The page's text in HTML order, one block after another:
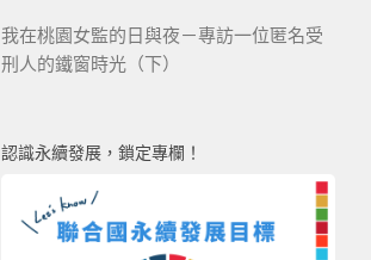
我在桃園女監的日與夜－專訪一位匿名受
刑人的鐵窗時光（下）
認識永續發展，鎖定專欄！